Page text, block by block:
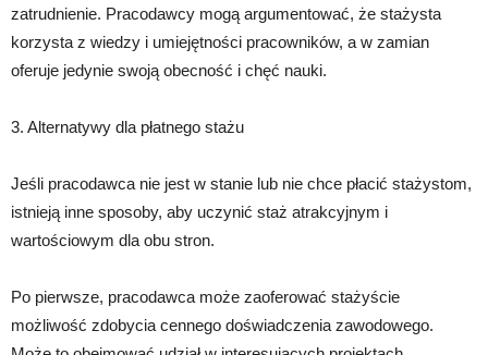
zatrudnienie. Pracodawcy mogą argumentować, że stażysta
korzysta z wiedzy i umiejętności pracowników, a w zamian
oferuje jedynie swoją obecność i chęć nauki.
3. Alternatywy dla płatnego stażu
Jeśli pracodawca nie jest w stanie lub nie chce płacić stażystom,
istnieją inne sposoby, aby uczynić staż atrakcyjnym i
wartościowym dla obu stron.
Po pierwsze, pracodawca może zaoferować stażyście
możliwość zdobycia cennego doświadczenia zawodowego.